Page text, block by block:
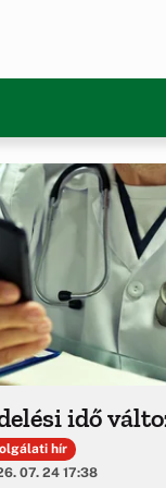
idő
hír
07. 24 17:38